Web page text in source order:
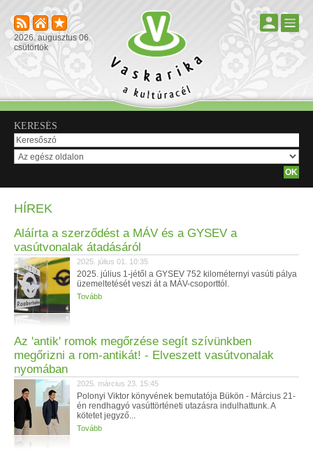
2026. augusztus 06.
csütörtök
KERESÉS
HÍREK
Aláírta a szerződést a MÁV és a GYSEV a
vasútvonalak átadásáról
2025. július 01. 10:35
2025. július 1-jétől a GYSEV 752 kilométernyi vasúti pálya
üzemeltetését veszi át a MÁV-csoporttól.
Tovább
Az 'antik' romok megőrzése segít szívünkben
megőrizni a rom-antikát! - Elveszett vasútvonalak
nyomában
2025. március 23. 15:45
Polonyi Viktor könyvének bemutatója Bükön - Március 21-
én rendhagyó vasúttörténeti utazásra indulhattunk. A
kötetet jegyző...
Tovább